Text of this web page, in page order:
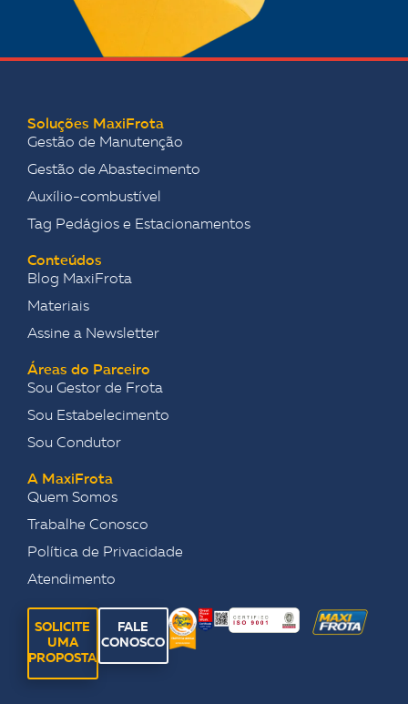
Soluções MaxiFrota
Gestão de Manutenção
Gestão de Abastecimento
Auxílio-combustível
Tag Pedágios e Estacionamentos
Conteúdos
Blog MaxiFrota
Materiais
Assine a Newsletter
Áreas do Parceiro
Sou Gestor de Frota
Sou Estabelecimento
Sou Condutor
A MaxiFrota
Quem Somos
Trabalhe Conosco
Política de Privacidade
Atendimento
SOLICITE
UMA
PROPOSTA
FALE
CONOSCO